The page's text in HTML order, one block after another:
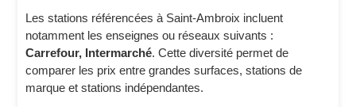
Les stations référencées à Saint-Ambroix incluent
notamment les enseignes ou réseaux suivants :
Carrefour, Intermarché. Cette diversité permet de
comparer les prix entre grandes surfaces, stations de
marque et stations indépendantes.